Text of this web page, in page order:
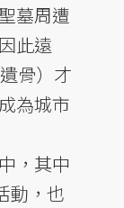
墓周遭
此遠
骨）才
為城市
，其中
動，也